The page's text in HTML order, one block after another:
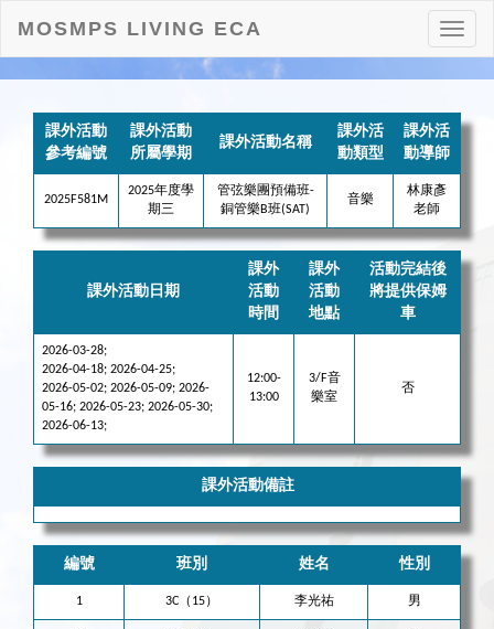
打
開
MOSMPS LIVING ECA
課外活動
參考編號
課外活動
所屬學期
課外活動名稱
課外活
動類型
課外活
動導師
2025F581M
2025年度學
期三
管弦樂團預備班-
銅管樂B班(SAT)
音樂
林康彥
老師
課外活動日期
課外
活動
時間
課外
活動
地點
活動完結後
將提供保姆
車
2026-03-28;
2026-04-18; 2026-04-25;
2026-05-02; 2026-05-09; 2026-
05-16; 2026-05-23; 2026-05-30;
2026-06-13;
12:00-
13:00
3/F音
樂室
否
課外活動備註
編號 班別 姓名 性別
1 3C（15） 李光祐 男